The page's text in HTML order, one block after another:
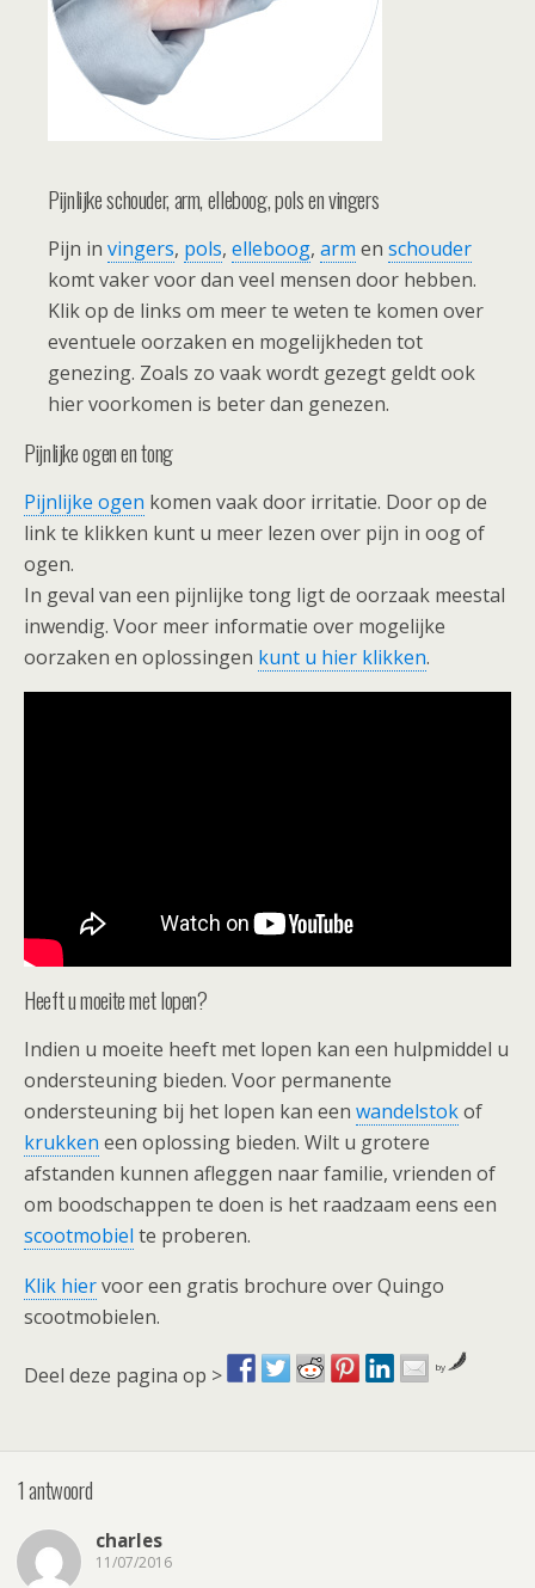
Pijnlijke schouder, arm, elleboog, pols en vingers
Pijn in vingers, pols, elleboog, arm en schouder
komt vaker voor dan veel mensen door hebben.
Klik op de links om meer te weten te komen over
eventuele oorzaken en mogelijkheden tot
genezing. Zoals zo vaak wordt gezegt geldt ook
hier voorkomen is beter dan genezen.
Pijnlijke ogen en tong
Pijnlijke ogen komen vaak door irritatie. Door op de
link te klikken kunt u meer lezen over pijn in oog of
ogen.
In geval van een pijnlijke tong ligt de oorzaak meestal
inwendig. Voor meer informatie over mogelijke
oorzaken en oplossingen kunt u hier klikken.
Heeft u moeite met lopen?
Indien u moeite heeft met lopen kan een hulpmiddel u
ondersteuning bieden. Voor permanente
ondersteuning bij het lopen kan een wandelstokof
krukken een oplossing bieden. Wilt u grotere
afstanden kunnen afleggen naar familie, vrienden of
om boodschappen te doen is het raadzaam eens een
scootmobiel te proberen.
Klik hiervoor een gratis brochure over Quingo
scootmobielen.
Deel deze pagina op > by
1 antwoord
charles
11/07/2016